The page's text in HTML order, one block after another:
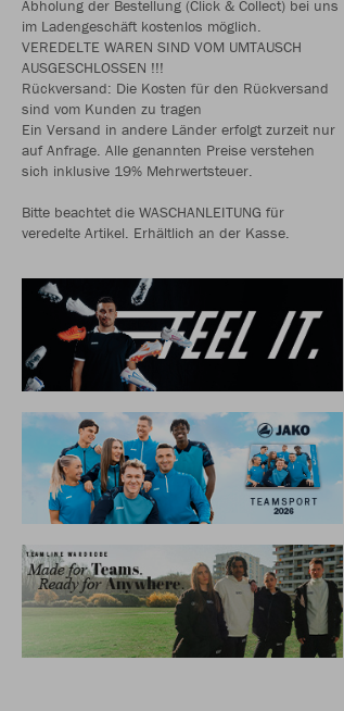
Abholung der Bestellung (Click & Collect) bei uns
im Ladengeschäft kostenlos möglich.
VEREDELTE WAREN SIND VOM UMTAUSCH
AUSGESCHLOSSEN !!!
Rückversand: Die Kosten für den Rückversand
sind vom Kunden zu tragen
Ein Versand in andere Länder erfolgt zurzeit nur
auf Anfrage. Alle genannten Preise verstehen
sich inklusive 19% Mehrwertsteuer.
Bitte beachtet die WASCHANLEITUNG für
veredelte Artikel. Erhältlich an der Kasse.